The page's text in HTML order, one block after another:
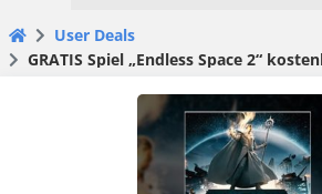
User Deals
GRATIS Spiel „Endless Space 2“ kostenlos